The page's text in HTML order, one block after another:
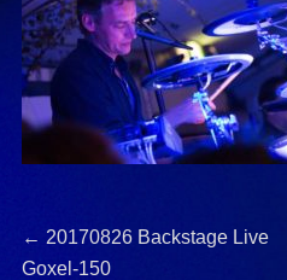
← Previous
post:
20170826 Backstage Live
Goxel-150